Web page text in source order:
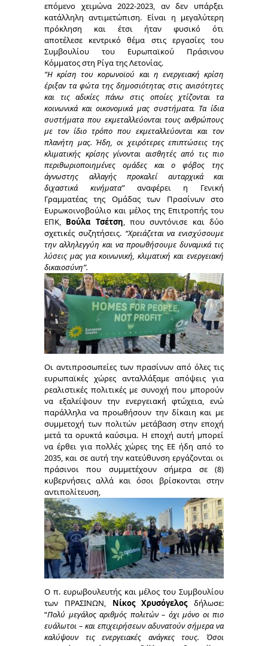
επόμενο χειμώνα 2022-2023, αν δεν υπάρξει
κατάλληλη αντιμετώπιση. Είναι η μεγαλύτερη
πρόκληση και έτσι ήταν φυσικό ότι
αποτέλεσε κεντρικό θέμα στις εργασίες του
Συμβουλίου του Ευρωπαϊκού Πράσινου
Κόμματος στη Ρίγα της Λετονίας.
“Η κρίση του κορωνοϊού και η ενεργειακή κρίση
έριξαν τα φώτα της δημοσιότητας στις ανισότητες
και τις αδικίες πάνω στις οποίες χτίζονται τα
κοινωνικά και οικονομικά μας συστήματα. Τα ίδια
συστήματα που εκμεταλλεύονται τους ανθρώπους
με τον ίδιο τρόπο που εκμεταλλεύονται και τον
πλανήτη μας. Ήδη, οι χειρότερες επιπτώσεις της
κλιματικής κρίσης γίνονται αισθητές από τις πιο
περιθωριοποιημένες ομάδες και ο φόβος της
άγνωστης αλλαγής προκαλεί αυταρχικά και
διχαστικά κινήματα” αναφέρει η Γενική
Γραμματέας της Ομάδας των Πρασίνων στο
Ευρωκοινοβούλιο και μέλος της Επιτροπής του
ΕΠΚ, Βούλα Τσέτση, που συντόνισε και δύο
σχετικές συζητήσεις.“Χρειάζεται να ενισχύσουμε
την αλληλεγγύη και να προωθήσουμε δυναμικά τις
λύσεις μας για κοινωνική, κλιματική και ενεργειακή
δικαιοσύνη”.
Οι αντιπροσωπείες των πρασίνων από όλες τις
ευρωπαϊκές χώρες ανταλλάξαμε απόψεις για
ρεαλιστικές πολιτικές με συνοχή που μπορούν
να εξαλείψουν την ενεργειακή φτώχεια, ενώ
παράλληλα να προωθήσουν την δίκαιη και με
συμμετοχή των πολιτών μετάβαση στην εποχή
μετά τα ορυκτά καύσιμα. Η εποχή αυτή μπορεί
να έρθει για πολλές χώρες της ΕΕ ήδη από το
2035, και σε αυτή την κατεύθυνση εργάζονται οι
πράσινοι που συμμετέχουν σήμερα σε (8)
κυβερνήσεις αλλά και όσοι βρίσκονται στην
αντιπολίτευση,
Ο π. ευρωβουλευτής και μέλος του Συμβουλίου
των ΠΡΑΣΙΝΩΝ, Νίκος Χρυσόγελοςδήλωσε:
“Πολύ μεγάλος αριθμός πολιτών – όχι μόνο οι πιο
ευάλωτοι – και επιχειρήσεων αδυνατούν σήμερα να
καλύψουν τις ενεργειακές ανάγκες τους. Όσοι